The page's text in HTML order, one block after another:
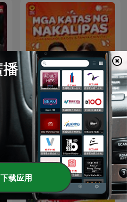
Mga Katas ng Nakalipas
下载应用